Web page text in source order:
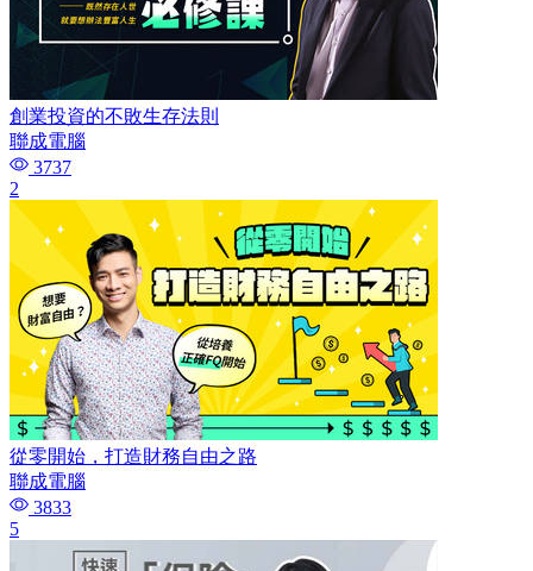
創業投資的不敗生存法則
聯成電腦
3737
2
從零開始，打造財務自由之路
聯成電腦
3833
5